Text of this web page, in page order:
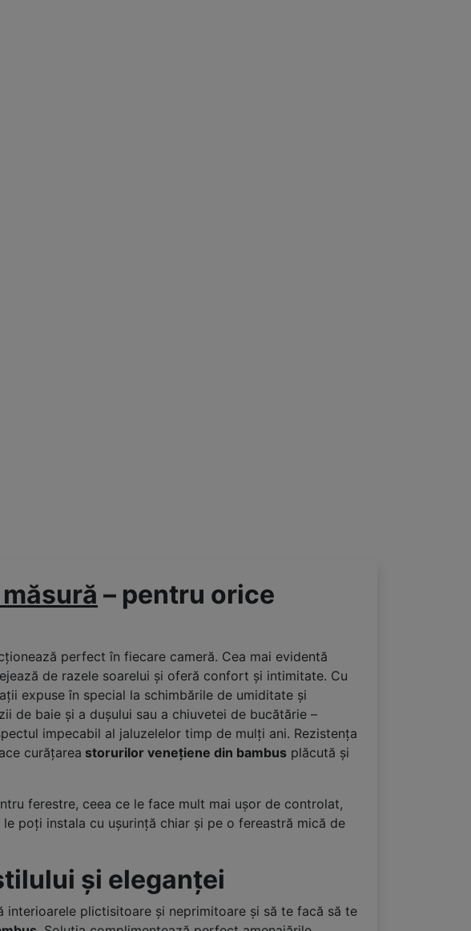
– pentru orice
perfect în fiecare cameră. Cea mai evidentă
de razele soarelui și oferă confort și intimitate. Cu
expuse în special la schimbările de umiditate și
de baie și a dușului sau a chiuvetei de bucătărie –
impecabil al jaluzelelor timp de mulți ani. Rezistența
curățarea storurilor venețiene din bambus plăcută și
ferestre, ceea ce le face mult mai ușor de controlat,
poți instala cu ușurință chiar și pe o fereastră mică de
și eleganței
interioarele plictisitoare și neprimitoare și să te facă să te